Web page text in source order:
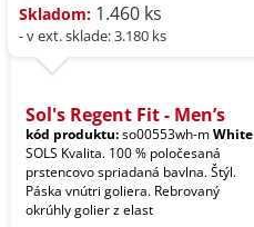
Skladom: 1.460 ks
- v ext. sklade: 3.180 ks
Sol's Regent Fit - Men’s
kód produktu:so00553wh-mWhite
SOLS Kvalita. 100 % poločesaná
prstencovo spriadaná bavlna. Štýl.
Páska vnútri goliera. Rebrovaný
okrúhly golier z elast